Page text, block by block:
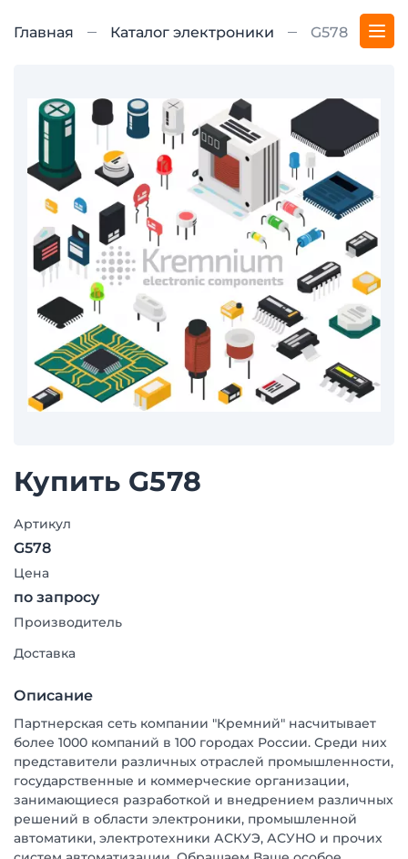
Главная Каталог электроники G578
Купить G578
Артикул
G578
Цена
по запросу
Производитель
Доставка
Описание
Партнерская сеть компании "Кремний" насчитывает
более 1000 компаний в 100 городах России. Среди них
представители различных отраслей промышленности,
государственные и коммерческие организации,
занимающиеся разработкой и внедрением различных
решений в области электроники, промышленной
автоматики, электротехники АСКУЭ, АСУНО и прочих